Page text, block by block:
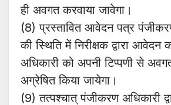
ही अवगत करवाया जावेगा।
(8) प्रस्तावित आवेदन पत्र
की स्थिति में निरीक्षक द्वारा
अधिकारी को अपनी टिप्पणी से
अग्रेषित किया जायेगा।
(9) तत्पश्चात् पंजीकरण अधिकारी